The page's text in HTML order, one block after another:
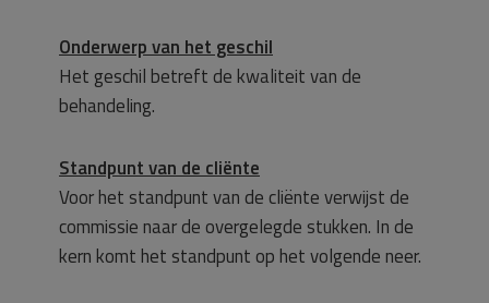
Onderwerp van het geschil
Het geschil betreft de kwaliteit van de
behandeling.
Standpunt van de cliënte
Voor het standpunt van de cliënte verwijst de
commissie naar de overgelegde stukken. In de
kern komt het standpunt op het volgende neer.